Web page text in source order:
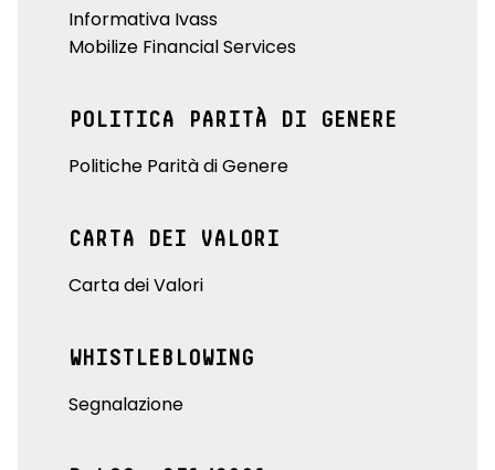
Informativa Ivass
Mobilize Financial Services
POLITICA PARITÀ DI GENERE
Politiche Parità di Genere
CARTA DEI VALORI
Carta dei Valori
WHISTLEBLOWING
Segnalazione